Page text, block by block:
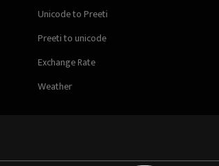
Unicode to Preeti
Preeti to unicode
Exchange Rate
Weather